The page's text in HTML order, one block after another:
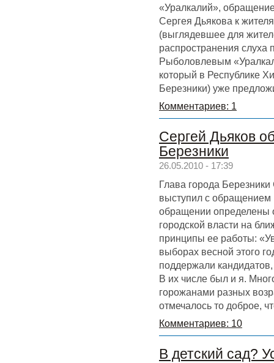
«Уралкалий»,
Сергея Дьякова к
(выглядевшее для
распространения слуха
Рыболовлевым
который в Республике
Березники) уже
Комментариев: 1
Сергей Дьяков
Березники
26.05.2010 - 17:39
Глава города
выступил с обращением
обращении определены
городской власти на
принципы ее работы:
выборах весной этого
поддержали
В их числе был и я.
горожанами разных
отмечалось то доброе,
Комментариев: 10
В детский сад?